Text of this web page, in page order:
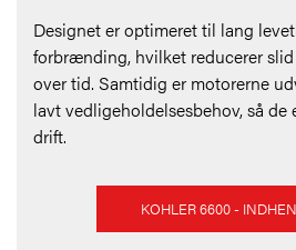
Designet er optimeret til lang
forbrænding, hvilket reducerer
over tid. Samtidig er motorerne
lavt vedligeholdelsesbehov, så de
drift.
KOHLER 6600 -